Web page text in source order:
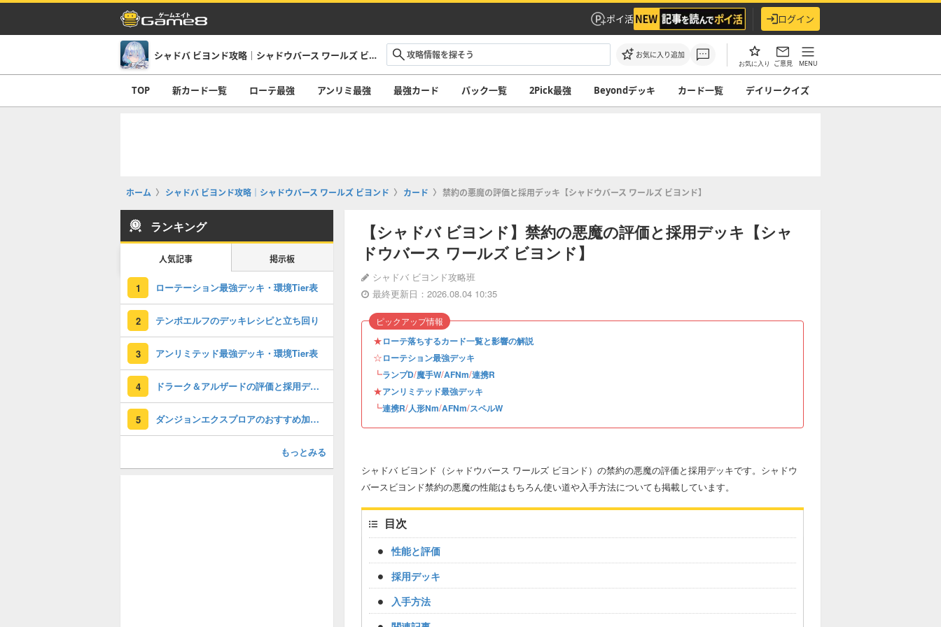
ポイ活 ログイン
シャドバ ビヨンド攻略｜シャドウバース ワールズ ビヨンド お気に入り追加
お気に入り ご意見 MENU
TOP 新カード一覧 ローテ最強 アンリミ最強 最強カード パック一覧 2Pick最強 Beyondデッキ カード一覧 デイリークイズ
ホーム シャドバ ビヨンド攻略｜シャドウバース ワールズ ビヨンド カード 禁約の悪魔の評価と採用デッキ【シャドウバース ワールズ ビヨンド】
【シャドバ ビヨンド】禁約の悪魔の評価と採用デッキ【シャ
ドウバース ワールズ ビヨンド】
シャドバ ビヨンド攻略班
最終更新日：2026.08.04 10:35
★ローテ落ちするカード一覧と影響の解説
☆ローテション最強デッキ
┗ランプD/魔手W/AFNm/連携R
★アンリミテッド最強デッキ
┗連携R/人形Nm/AFNm/スペルW
ピックアップ情報
シャドバ ビヨンド（シャドウバース ワールズ ビヨンド）の禁約の悪魔の評価と採用デッキです。シャドウ
バースビヨンド禁約の悪魔の性能はもちろん使い道や入手方法についても掲載しています。
目次
性能と評価
採用デッキ
入手方法
ランキング
人気記事 掲示板
1 ローテーション最強デッキ・環境Tier表
2 テンポエルフのデッキレシピと立ち回り
3 アンリミテッド最強デッキ・環境Tier表
4 ドラーク＆アルザードの評価と採用デッキ
5 ダンジョンエクスプロアのおすすめ加護とデッキ・高スコアの取り方
もっとみる